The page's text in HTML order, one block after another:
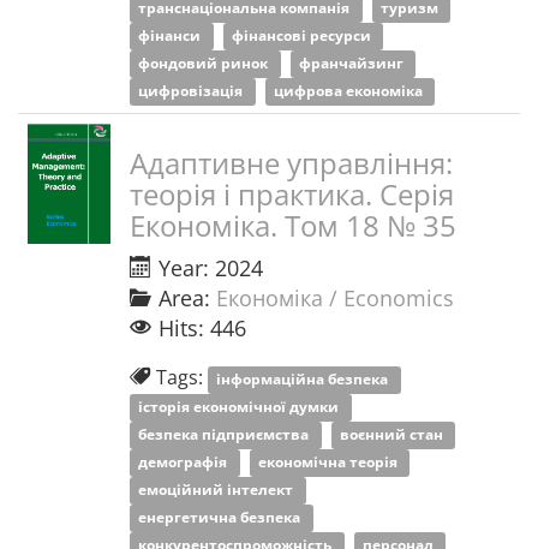
транснаціональна компанія
туризм
фінанси
фінансові ресурси
фондовий ринок
франчайзинг
цифровізація
цифрова економіка
Адаптивне управління:
теорія і практика. Серія
Економіка. Том 18 № 35
Year: 2024
Area: Економіка / Economics
Hits: 446
Tags: інформаційна безпека
історія економічної думки
безпека підприємства
воєнний стан
демографія
економічна теорія
емоційний інтелект
енергетична безпека
конкурентоспроможність
персонал